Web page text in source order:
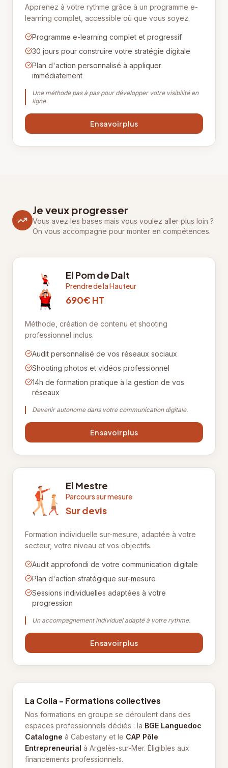
Apprenez à votre rythme grâce à un programme e-
learning complet, accessible où que vous soyez.
Programme e-learning complet et progressif
30 jours pour construire votre stratégie digitale
Plan d'action personnalisé à appliquer
immédiatement
Une méthode pas à pas pour développer votre visibilité en
ligne.
En savoir plus
Je veux progresser
Vous avez les bases mais vous voulez aller plus loin ?
On vous accompagne pour monter en compétences.
El Pom de Dalt
Prendre de la Hauteur
690€ HT
Méthode, création de contenu et shooting
professionnel inclus.
Audit personnalisé de vos réseaux sociaux
Shooting photos et vidéos professionnel
14h de formation pratique à la gestion de vos
réseaux
Devenir autonome dans votre communication digitale.
En savoir plus
El Mestre
Parcours sur mesure
Sur devis
Formation individuelle sur-mesure, adaptée à votre
secteur, votre niveau et vos objectifs.
Audit approfondi de votre communication digitale
Plan d'action stratégique sur-mesure
Sessions individuelles adaptées à votre
progression
Un accompagnement individuel adapté à votre rythme.
En savoir plus
La Colla - Formations collectives
Nos formations en groupe se déroulent dans des
espaces professionnels dédiés : la BGE Languedoc
Catalogne à Cabestany et le CAP Pôle
Entrepreneurial à Argelès-sur-Mer. Éligibles aux
financements professionnels.